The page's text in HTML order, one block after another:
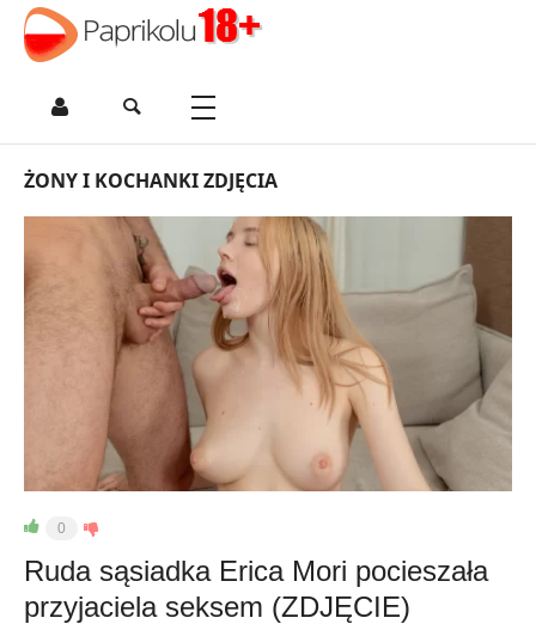
ŻONY I KOCHANKI ZDJĘCIA
0
Ruda sąsiadka Erica Mori pocieszała
przyjaciela seksem (ZDJĘCIE)